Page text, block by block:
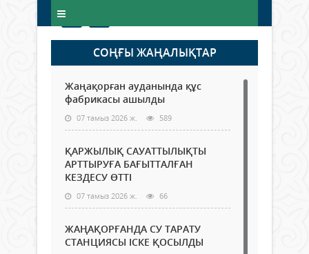
СОҢҒЫ ЖАҢАЛЫҚТАР
Жаңақорған ауданында құс
фабрикасы ашылды
07 тамыз 2026 ж. 589
ҚАРЖЫЛЫҚ САУАТТЫЛЫҚТЫ
АРТТЫРУҒА БАҒЫТТАЛҒАН
КЕЗДЕСУ ӨТТІ
07 тамыз 2026 ж. 66
ЖАҢАҚОРҒАНДА СУ ТАРАТУ
СТАНЦИЯСЫ ІСКЕ ҚОСЫЛДЫ